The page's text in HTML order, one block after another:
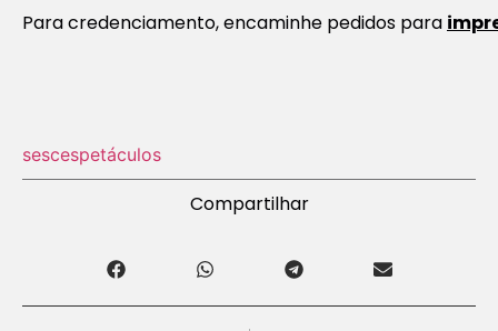
Para credenciamento, encaminhe pedidos para
sescespetáculos
Compartilhar